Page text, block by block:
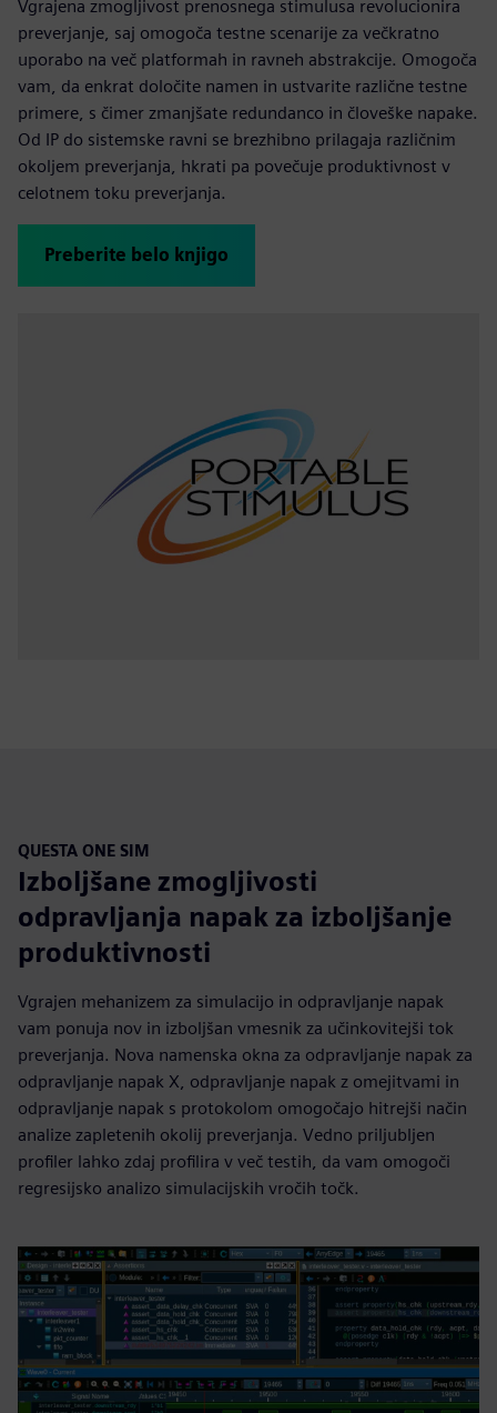
Vgrajena zmogljivost prenosnega stimulusa revolucionira
preverjanje, saj omogoča testne scenarije za večkratno
uporabo na več platformah in ravneh abstrakcije. Omogoča
vam, da enkrat določite namen in ustvarite različne testne
primere, s čimer zmanjšate redundanco in človeške napake.
Od IP do sistemske ravni se brezhibno prilagaja različnim
okoljem preverjanja, hkrati pa povečuje produktivnost v
celotnem toku preverjanja.
Preberite belo knjigo
QUESTA ONE SIM
Izboljšane zmogljivosti
odpravljanja napak za izboljšanje
produktivnosti
Vgrajen mehanizem za simulacijo in odpravljanje napak
vam ponuja nov in izboljšan vmesnik za učinkovitejši tok
preverjanja. Nova namenska okna za odpravljanje napak za
odpravljanje napak X, odpravljanje napak z omejitvami in
odpravljanje napak s protokolom omogočajo hitrejši način
analize zapletenih okolij preverjanja. Vedno priljubljen
profiler lahko zdaj profilira v več testih, da vam omogoči
regresijsko analizo simulacijskih vročih točk.